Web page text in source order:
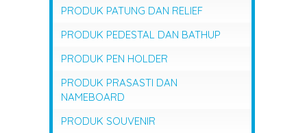
PRODUK PATUNG DAN RELIEF
PRODUK PEDESTAL DAN BATHUP
PRODUK PEN HOLDER
PRODUK PRASASTI DAN
NAMEBOARD
PRODUK SOUVENIR